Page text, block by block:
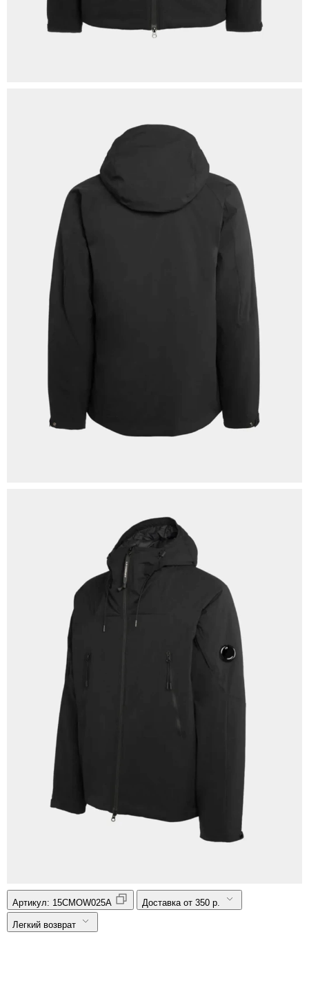
Артикул: 15CMOW025A Доставка от 350 р.
Легкий возврат